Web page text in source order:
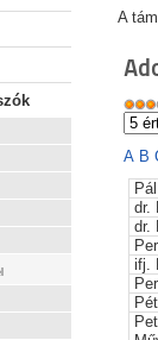
A
A B
dr.
dr.
ifj.